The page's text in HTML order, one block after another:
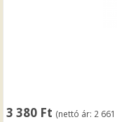
3 380 Ft (nettó ár: 2 661